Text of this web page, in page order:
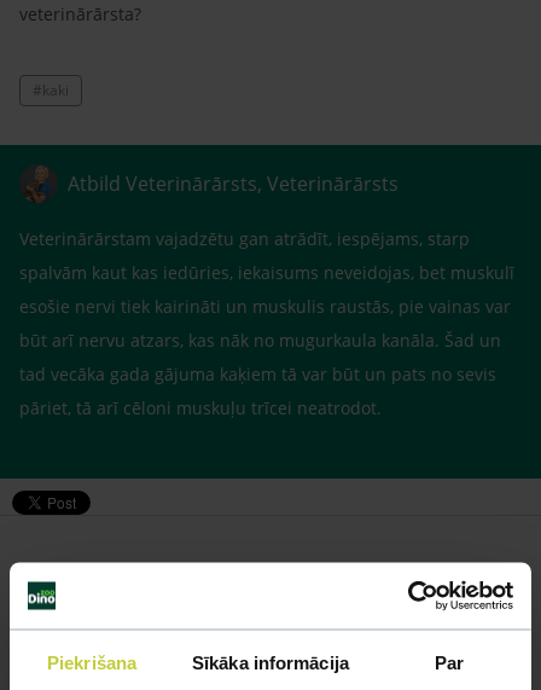
Piekrišana Sīkāka informācija Par
veterinārārsta?
#kaki
Atbild Veterinārārsts, Veterinārārsts
Veterinārārstam vajadzētu gan atrādīt, iespējams, starp
spalvām kaut kas iedūries, iekaisums neveidojas, bet muskulī
esošie nervi tiek kairināti un muskulis raustās, pie vainas var
būt arī nervu atzars, kas nāk no mugurkaula kanāla. Šad un
tad vecāka gada gājuma kaķiem tā var būt un pats no sevis
pāriet, tā arī cēloni muskuļu trīcei neatrodot.
Līdzīgi jautājumi
Mūsu eksperti spēs atbildēt uz jebkuru Jūsu jautājumu